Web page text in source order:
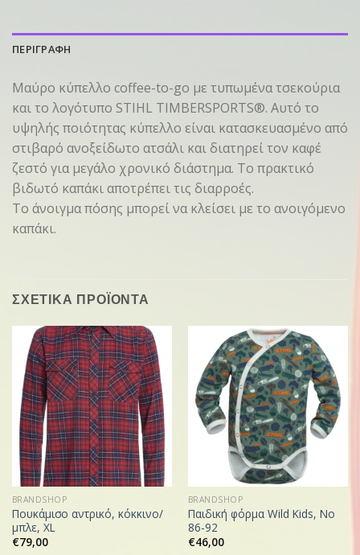
ΠΕΡΙΓΡΑΦΗ
Μαύρο κύπελλο coffee-to-go με τυπωμένα τσεκούρια
και το λογότυπο STIHL TIMBERSPORTS®. Αυτό το
υψηλής ποιότητας κύπελλο είναι κατασκευασμένο από
στιβαρό ανοξείδωτο ατσάλι και διατηρεί τον καφέ
ζεστό για μεγάλο χρονικό διάστημα. Το πρακτικό
βιδωτό καπάκι αποτρέπει τις διαρροές.
Το άνοιγμα πόσης μπορεί να κλείσει με το ανοιγόμενο
καπάκι.
ΣΧΕΤΙΚΑ ΠΡΟΪΟΝΤΑ
BRANDSHOP
Πουκάμισο αντρικό, κόκκινο/
μπλε, XL
€79,00
BRANDSHOP
Παιδική φόρμα Wild Kids, Νο
86-92
€46,00